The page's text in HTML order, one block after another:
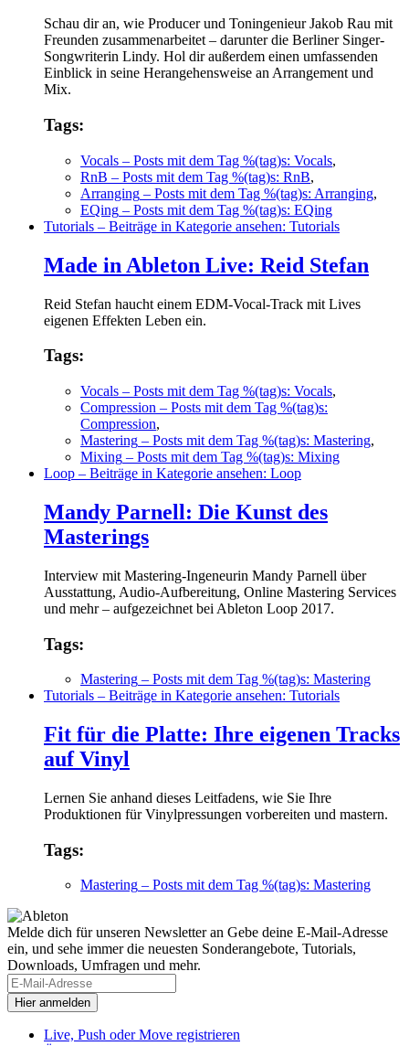
Schau dir an, wie Producer und Toningenieur Jakob Rau mit
Freunden zusammenarbeitet – darunter die Berliner Singer-
Songwriterin Lindy. Hol dir außerdem einen umfassenden
Einblick in seine Herangehensweise an Arrangement und
Mix.
Tags:
Vocals – Posts mit dem Tag %(tag)s: Vocals,
RnB – Posts mit dem Tag %(tag)s: RnB,
Arranging – Posts mit dem Tag %(tag)s: Arranging,
EQing – Posts mit dem Tag %(tag)s: EQing
Tutorials – Beiträge in Kategorie ansehen: Tutorials
Made in Ableton Live: Reid Stefan
Reid Stefan haucht einem EDM-Vocal-Track mit Lives
eigenen Effekten Leben ein.
Tags:
Vocals – Posts mit dem Tag %(tag)s: Vocals,
Compression – Posts mit dem Tag %(tag)s:
Compression,
Mastering – Posts mit dem Tag %(tag)s: Mastering,
Mixing – Posts mit dem Tag %(tag)s: Mixing
Loop – Beiträge in Kategorie ansehen: Loop
Mandy Parnell: Die Kunst des
Masterings
Interview mit Mastering-Ingeneurin Mandy Parnell über
Ausstattung, Audio-Aufbereitung, Online Mastering Services
und mehr – aufgezeichnet bei Ableton Loop 2017.
Tags:
Mastering – Posts mit dem Tag %(tag)s: Mastering
Tutorials – Beiträge in Kategorie ansehen: Tutorials
Fit für die Platte: Ihre eigenen Tracks
auf Vinyl
Lernen Sie anhand dieses Leitfadens, wie Sie Ihre
Produktionen für Vinylpressungen vorbereiten und mastern.
Tags:
Mastering – Posts mit dem Tag %(tag)s: Mastering
Melde dich für unseren Newsletter an Gebe deine E-Mail-Adresse
ein, und sehe immer die neuesten Sonderangebote, Tutorials,
Downloads, Umfragen und mehr.
Live, Push oder Move registrieren